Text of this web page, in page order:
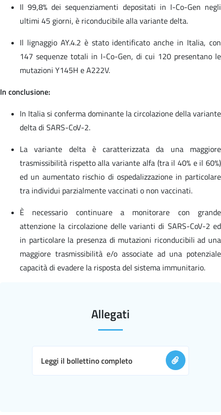
Il 99,8% dei sequenziamenti depositati in I-Co-Gen negli
ultimi 45 giorni, è riconducibile alla variante delta.
Il lignaggio AY.4.2 è stato identificato anche in Italia, con
147 sequenze totali in I-Co-Gen, di cui 120 presentano le
mutazioni Y145H e A222V.
In conclusione:
In Italia si conferma dominante la circolazione della variante
delta di SARS-CoV-2.
La variante delta è caratterizzata da una maggiore
trasmissibilità rispetto alla variante alfa (tra il 40% e il 60%)
ed un aumentato rischio di ospedalizzazione in particolare
tra individui parzialmente vaccinati o non vaccinati.
È necessario continuare a monitorare con grande
attenzione la circolazione delle varianti di SARS-CoV-2 ed
in particolare la presenza di mutazioni riconducibili ad una
maggiore trasmissibilità e/o associate ad una potenziale
capacità di evadere la risposta del sistema immunitario.
Allegati
Leggi il bollettino completo